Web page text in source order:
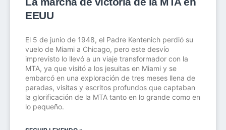
EEUU
El 5 de junio de 1948, el Padre Kentenich perdió su
vuelo de Miami a Chicago, pero este desvío
imprevisto lo llevó a un viaje transformador con la
MTA, ya que visitó a los jesuitas en Miami y se
embarcó en una exploración de tres meses llena de
paradas, visitas y escritos profundos que captaban
la glorificación de la MTA tanto en lo grande como en
lo pequeño.